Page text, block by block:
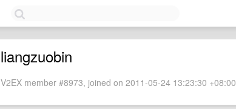
liangzuobin
V2EX member #8973, joined on 2011-05-24 13:23:30 +08:00